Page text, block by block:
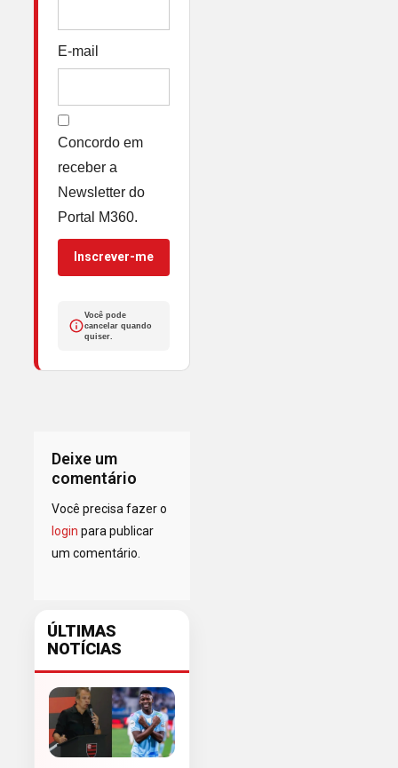
E-mail
Concordo em
receber a
Newsletter do
Portal M360.
Inscrever-me
Você pode
cancelar quando
quiser.
Deixe um
comentário
Você precisa fazer o
login para publicar
um comentário.
ÚLTIMAS
NOTÍCIAS